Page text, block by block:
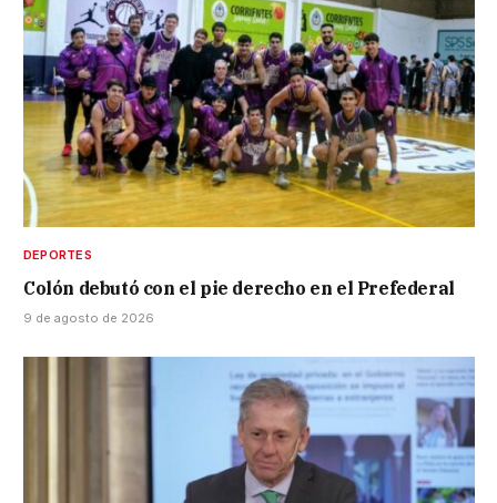
DEPORTES
Colón debutó con el pie derecho en el Prefederal
9 de agosto de 2026